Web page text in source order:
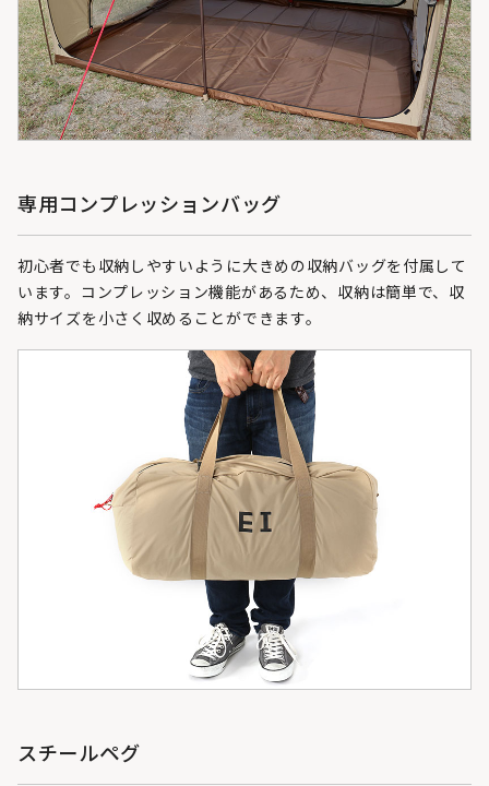
専用コンプレッションバッグ
初心者でも収納しやすいように大きめの収納バッグを付属して
います。コンプレッション機能があるため、収納は簡単で、収
納サイズを小さく収めることができます。
スチールペグ